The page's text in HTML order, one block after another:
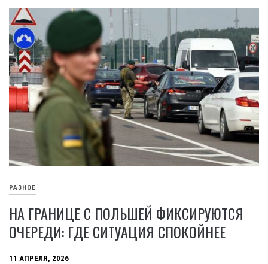
РАЗНОЕ
НА ГРАНИЦЕ С ПОЛЬШЕЙ ФИКСИРУЮТСЯ
ОЧЕРЕДИ: ГДЕ СИТУАЦИЯ СПОКОЙНЕЕ
11 АПРЕЛЯ, 2026